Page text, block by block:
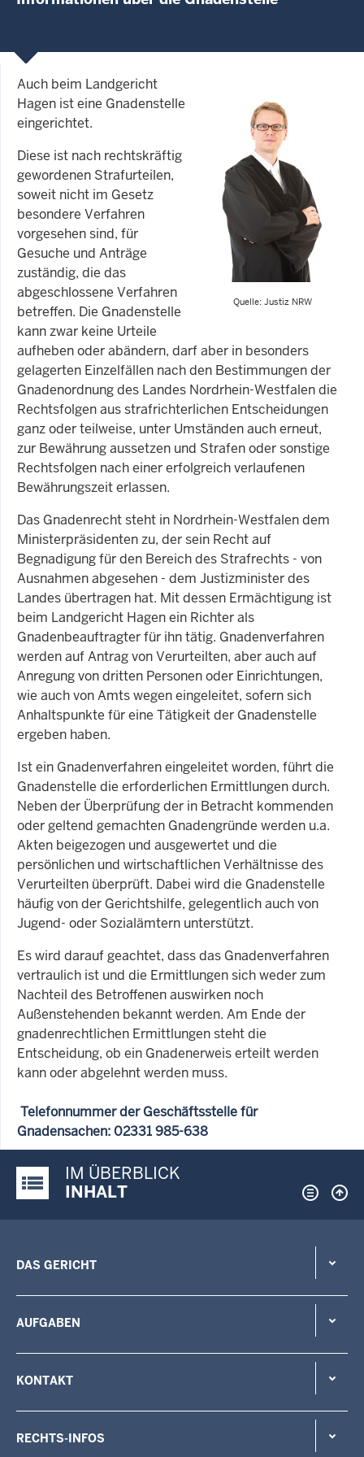
Quelle: Justiz NRW
Auch beim Landgericht
Hagen ist eine Gnadenstelle
eingerichtet.
Diese ist nach rechtskräftig
gewordenen Strafurteilen,
soweit nicht im Gesetz
besondere Verfahren
vorgesehen sind, für
Gesuche und Anträge
zuständig, die das
abgeschlossene Verfahren
betreffen. Die Gnadenstelle
kann zwar keine Urteile
aufheben oder abändern, darf aber in besonders
gelagerten Einzelfällen nach den Bestimmungen der
Gnadenordnung des Landes Nordrhein-Westfalen die
Rechtsfolgen aus strafrichterlichen Entscheidungen
ganz oder teilweise, unter Umständen auch erneut,
zur Bewährung aussetzen und Strafen oder sonstige
Rechtsfolgen nach einer erfolgreich verlaufenen
Bewährungszeit erlassen.
Das Gnadenrecht steht in Nordrhein-Westfalen dem
Ministerpräsidenten zu, der sein Recht auf
Begnadigung für den Bereich des Strafrechts - von
Ausnahmen abgesehen - dem Justizminister des
Landes übertragen hat. Mit dessen Ermächtigung ist
beim Landgericht Hagen ein Richter als
Gnadenbeauftragter für ihn tätig. Gnadenverfahren
werden auf Antrag von Verurteilten, aber auch auf
Anregung von dritten Personen oder Einrichtungen,
wie auch von Amts wegen eingeleitet, sofern sich
Anhaltspunkte für eine Tätigkeit der Gnadenstelle
ergeben haben.
Ist ein Gnadenverfahren eingeleitet worden, führt die
Gnadenstelle die erforderlichen Ermittlungen durch.
Neben der Überprüfung der in Betracht kommenden
oder geltend gemachten Gnadengründe werden u.a.
Akten beigezogen und ausgewertet und die
persönlichen und wirtschaftlichen Verhältnisse des
Verurteilten überprüft. Dabei wird die Gnadenstelle
häufig von der Gerichtshilfe, gelegentlich auch von
Jugend- oder Sozialämtern unterstützt.
Es wird darauf geachtet, dass das Gnadenverfahren
vertraulich ist und die Ermittlungen sich weder zum
Nachteil des Betroffenen auswirken noch
Außenstehenden bekannt werden. Am Ende der
gnadenrechtlichen Ermittlungen steht die
Entscheidung, ob ein Gnadenerweis erteilt werden
kann oder abgelehnt werden muss.
Telefonnummer der Geschäftsstelle für
Gnadensachen: 02331 985-638
Justiz-Portal im Überblick:
IM ÜBERBLICK
INHALT
DAS GERICHT
AUFGABEN
KONTAKT
RECHTS-INFOS